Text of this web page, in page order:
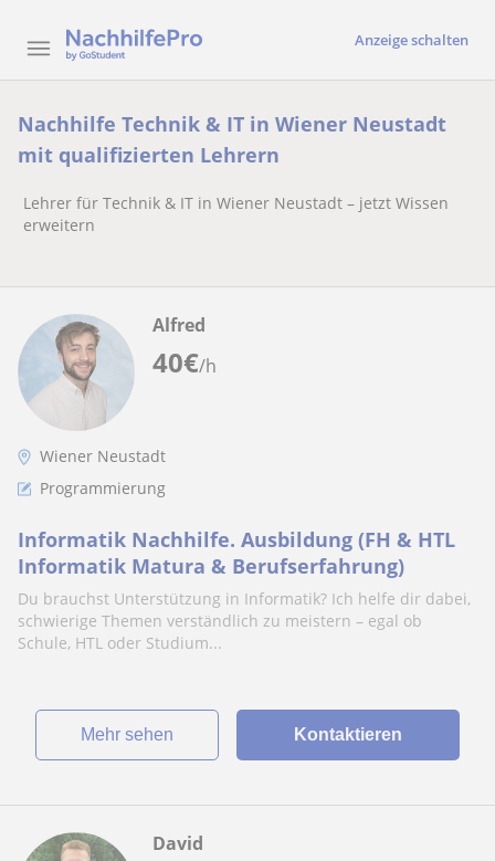
Anzeige schalten
Nachhilfe Technik & IT in Wiener Neustadt
mit qualifizierten Lehrern
Lehrer für Technik & IT in Wiener Neustadt – jetzt Wissen
erweitern
40€/h
Alfred
Wiener Neustadt
Programmierung
Informatik Nachhilfe. Ausbildung (FH & HTL
Informatik Matura & Berufserfahrung)
Du brauchst Unterstützung in Informatik? Ich helfe dir dabei,
schwierige Themen verständlich zu meistern – egal ob
Schule, HTL oder Studium...
Mehr sehen Kontaktieren
David